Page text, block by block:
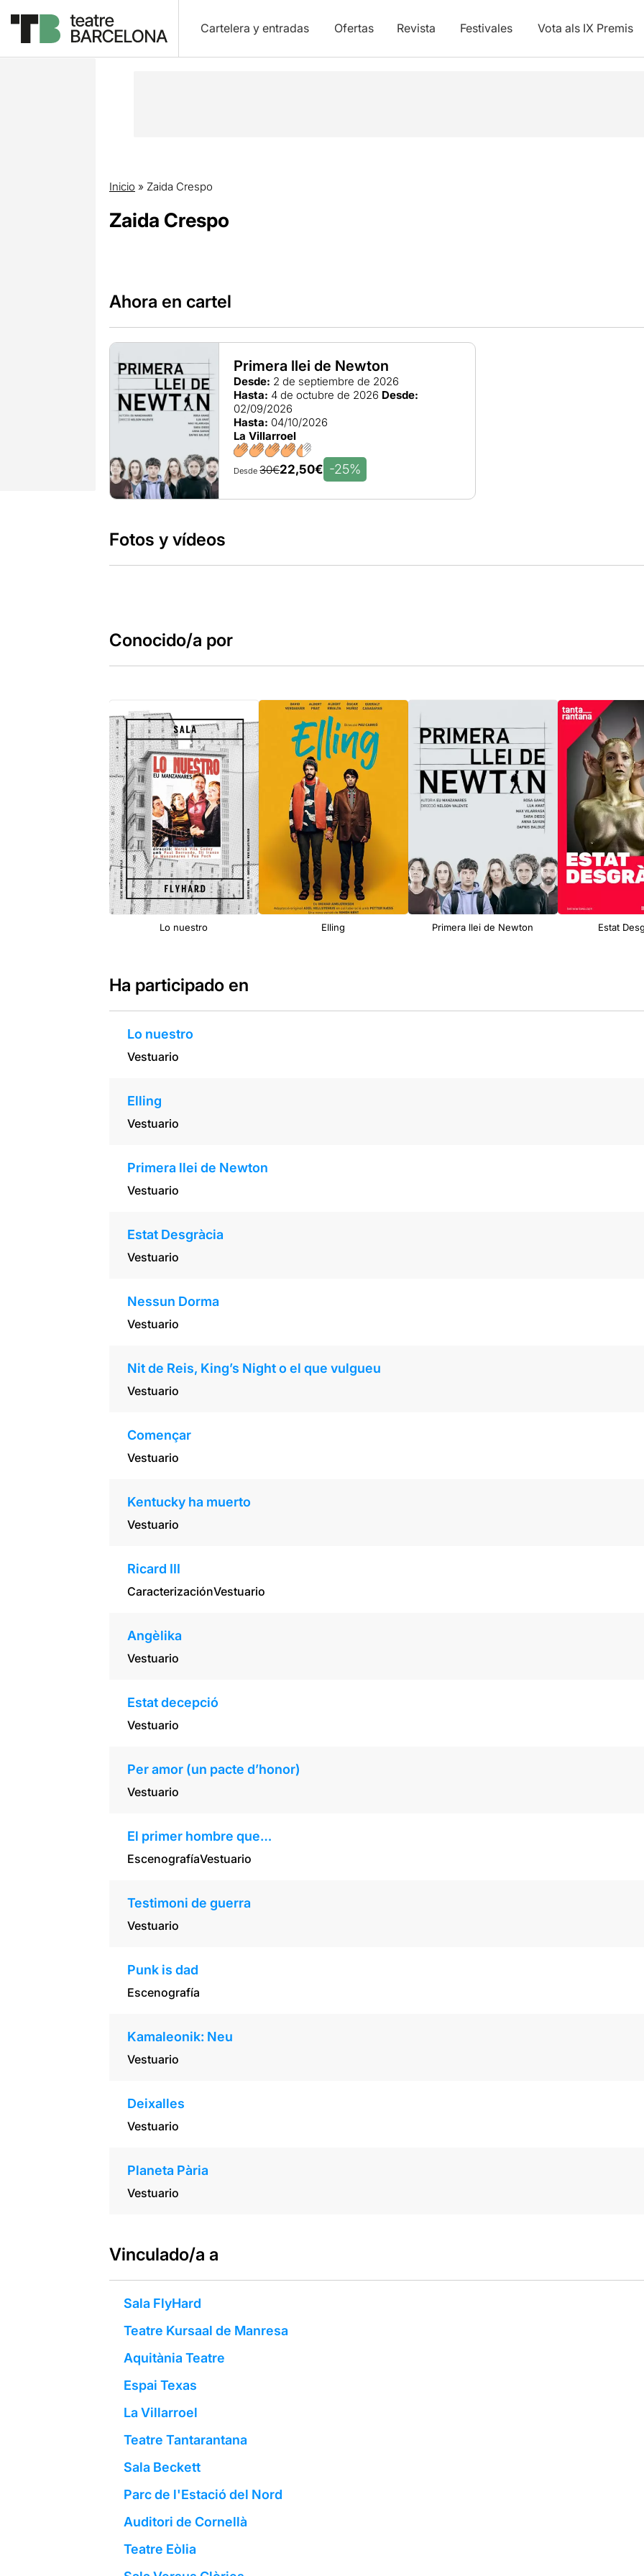
Cartelera y entradas Ofertas Revista Festivales Vota als IX Premis
Inicio » Zaida Crespo
Zaida Crespo
Ahora en cartel
Primera llei de Newton
Desde: 2 de septiembre de 2026
Hasta: 4 de octubre de 2026 Desde:
02/09/2026
Hasta: 04/10/2026
La Villarroel
Desde30€22,50€ -25%
Fotos y vídeos
Conocido/a por
Lo nuestro Elling Primera llei de Newton Estat
Ha participado en
Lo nuestro
Vestuario
Elling
Vestuario
Primera llei de Newton
Vestuario
Estat Desgràcia
Vestuario
Nessun Dorma
Vestuario
Nit de Reis, King’s Night o el que vulgueu
Vestuario
Començar
Vestuario
Kentucky ha muerto
Vestuario
Ricard III
CaracterizaciónVestuario
Angèlika
Vestuario
Estat decepció
Vestuario
Per amor (un pacte d’honor)
Vestuario
El primer hombre que…
EscenografíaVestuario
Testimoni de guerra
Vestuario
Punk is dad
Escenografía
Kamaleonik: Neu
Vestuario
Deixalles
Vestuario
Planeta Pària
Vestuario
Vinculado/a a
Sala FlyHard
Teatre Kursaal de Manresa
Aquitània Teatre
Espai Texas
La Villarroel
Teatre Tantarantana
Sala Beckett
Parc de l'Estació del Nord
Auditori de Cornellà
Teatre Eòlia